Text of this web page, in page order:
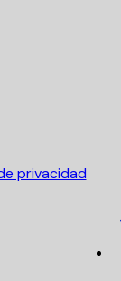
privacidad